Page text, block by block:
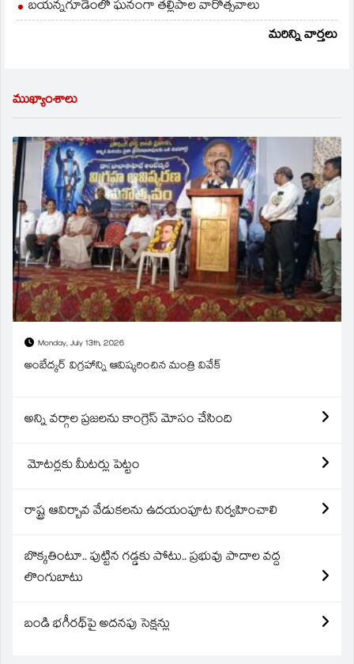
బయన్నగూడెంలో ఘనంగా తల్లిపాల వారోత్సవాలు
మరిన్ని వార్తలు
ముఖ్యాంశాలు
Monday, July 13th, 2026
అంబేద్కర్ విగ్రహాన్ని ఆవిష్కరించిన మంత్రి వివేక్
అన్ని వర్గాల ప్రజలను కాంగ్రెస్ మోసం చేసింది
మోటర్లకు మీటర్లు పెట్టం
రాష్ట్ర ఆవిర్బావ వేడుకలను ఉదయంపూట నిర్వహించాలి
బొక్కతింటూ.. పుట్టిన గడ్డకు పోటు.. ప్రభువు పాదాల వద్ద
లొంగుబాటు
బండి భగీరథ్‌పై అదనపు సెక్షన్లు